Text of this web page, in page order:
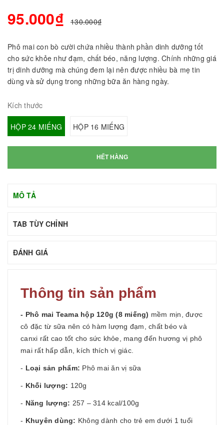
95.000₫ 130.000₫
Phô mai con bò cười chứa nhiều thành phần dinh dưỡng tốt
cho sức khỏe như đạm, chất béo, năng lượng. Chính những giá
trị dinh dưỡng mà chúng đem lại nên được nhiều bà mẹ tin
dùng và sử dụng trong những bữa ăn hàng ngày.
Kích thước
HỘP 24 MIẾNG HỘP 16 MIẾNG
HẾT HÀNG
MÔ TẢ
TAB TÙY CHỈNH
ĐÁNH GIÁ
Thông tin sản phẩm
- Phô mai Teama hộp 120g (8 miếng) mềm mịn, được
cô đặc từ sữa nên có hàm lượng đạm, chất béo và
canxi rất cao tốt cho sức khỏe, mang đến hương vị phô
mai rất hấp dẫn, kích thích vị giác.
- Loại sản phẩm: Phô mai ăn vị sữa
- Khối lượng: 120g
- Năng lượng: 257 – 314 kcal/100g
- Khuyên dùng: Không dành cho trẻ em dưới 1 tuổi